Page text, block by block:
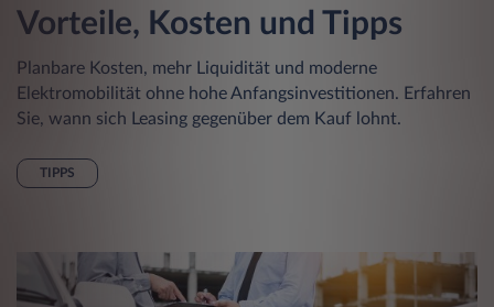
Vorteile, Kosten und Tipps
Planbare Kosten, mehr Liquidität und moderne
Elektromobilität ohne hohe Anfangsinvestitionen. Erfahren
Sie, wann sich Leasing gegenüber dem Kauf lohnt.
TIPPS